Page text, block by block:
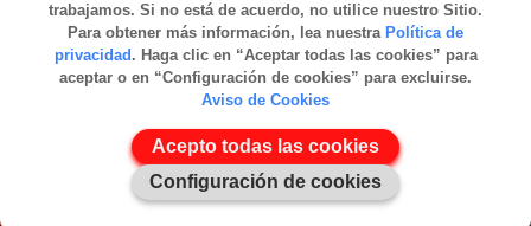
trabajamos. Si no está de acuerdo, no utilice nuestro Sitio.
Para obtener más información, lea nuestra Política de
privacidad . Haga clic en “Aceptar todas las cookies” para
aceptar o en “Configuración de cookies” para excluirse.
Aviso de Cookies
Acepto todas las cookies
Configuración de cookies